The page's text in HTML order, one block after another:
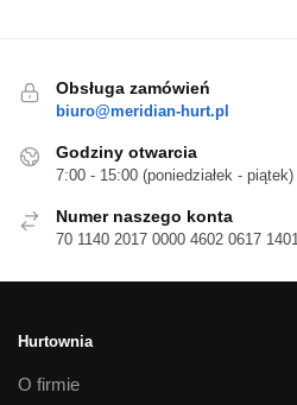
Obsługa zamówień
biuro@meridian-hurt.pl
Godziny otwarcia
7:00 - 15:00 (poniedziałek - piątek)
Numer naszego konta
70 1140 2017 0000 4602 0617 1401
Hurtownia
O firmie